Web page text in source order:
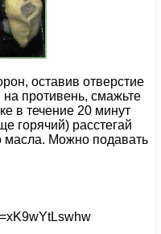
оставив отверстие
противень, смажьте
в течение 20 минут
горячий) расстегай
масла. Можно подавать